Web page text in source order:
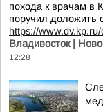
похода к врачам в
поручил доложить
https://
Владивосток |
12:28